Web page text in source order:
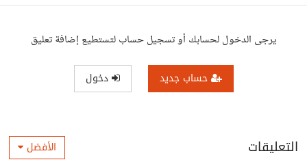
يرجى الدخول لحسابك أو تسجيل حساب لتستطيع إضافة تعليق
حساب جديد دخول
التعليقات الأفضل